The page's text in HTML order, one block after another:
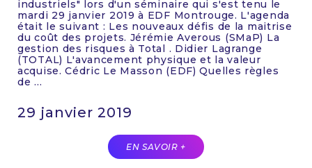
29 janvier 2019
industriels" lors d'un séminaire qui s'est tenu le
mardi 29 janvier 2019 à EDF Montrouge. L'agenda
était le suivant : Les nouveaux défis de la maitrise
du coût des projets. Jérémie Averous (SMaP) La
gestion des risques à Total . Didier Lagrange
(TOTAL) L'avancement physique et la valeur
acquise. Cédric Le Masson (EDF) Quelles règles
de ...
EN SAVOIR +